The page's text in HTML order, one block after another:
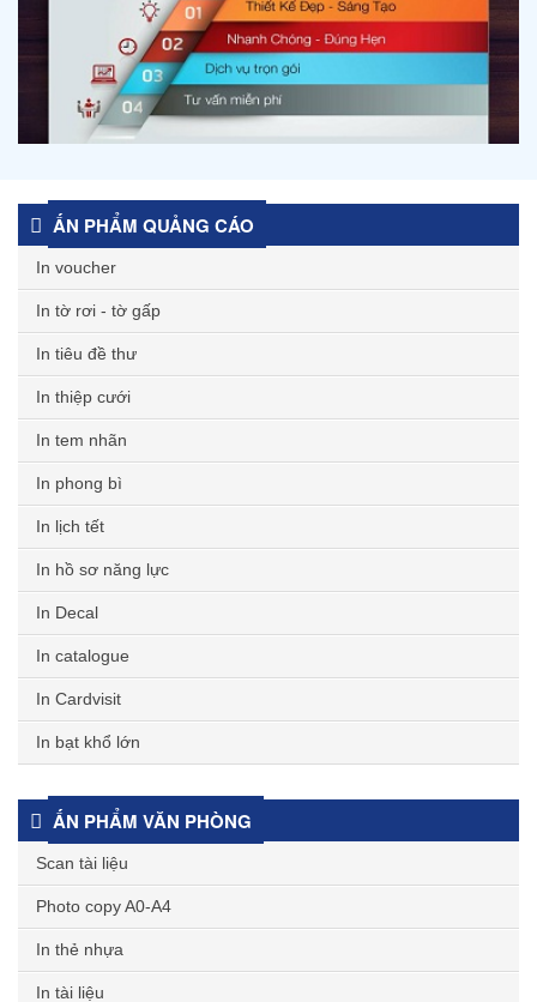
ẤN PHẨM QUẢNG CÁO
In voucher
In tờ rơi - tờ gấp
In tiêu đề thư
In thiệp cưới
In tem nhãn
In phong bì
In lịch tết
In hồ sơ năng lực
In Decal
In catalogue
In Cardvisit
In bạt khổ lớn
ẤN PHẨM VĂN PHÒNG
Scan tài liệu
Photo copy A0-A4
In thẻ nhựa
In tài liệu